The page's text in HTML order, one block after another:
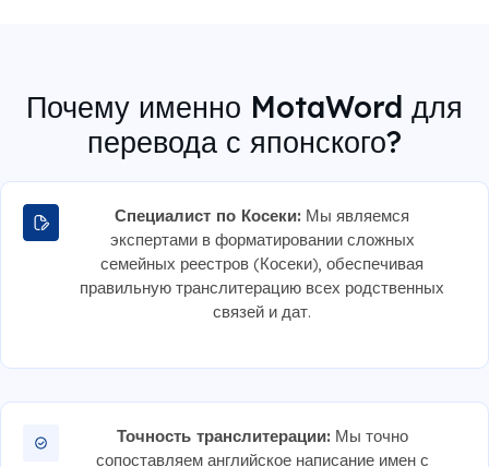
Почему именно MotaWord для
перевода с японского?
Специалист по Косеки: Мы являемся
экспертами в форматировании сложных
семейных реестров (Косеки), обеспечивая
правильную транслитерацию всех родственных
связей и дат.
Точность транслитерации: Мы точно
сопоставляем английское написание имен с